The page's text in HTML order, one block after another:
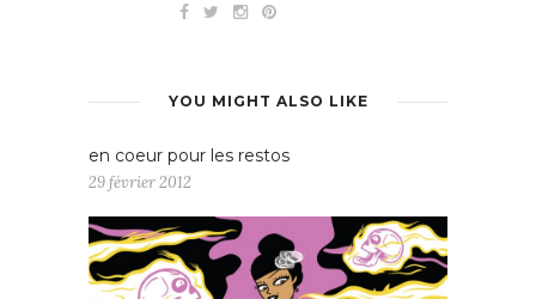
YOU MIGHT ALSO LIKE
en coeur pour les restos
29 février 2012